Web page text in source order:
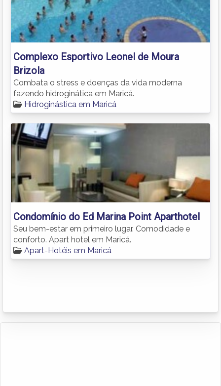
Complexo Esportivo Leonel de Moura
Brizola
Combata o stress e doenças da vida moderna
fazendo hidroginática em Maricá.
Hidroginástica em Maricá
Condomínio do Ed Marina Point Aparthotel
Seu bem-estar em primeiro lugar. Comodidade e
conforto. Apart hotel em Maricá.
Apart-Hotéis em Maricá